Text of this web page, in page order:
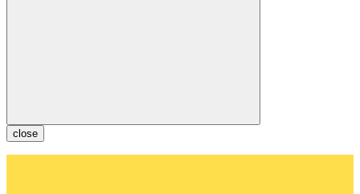
close